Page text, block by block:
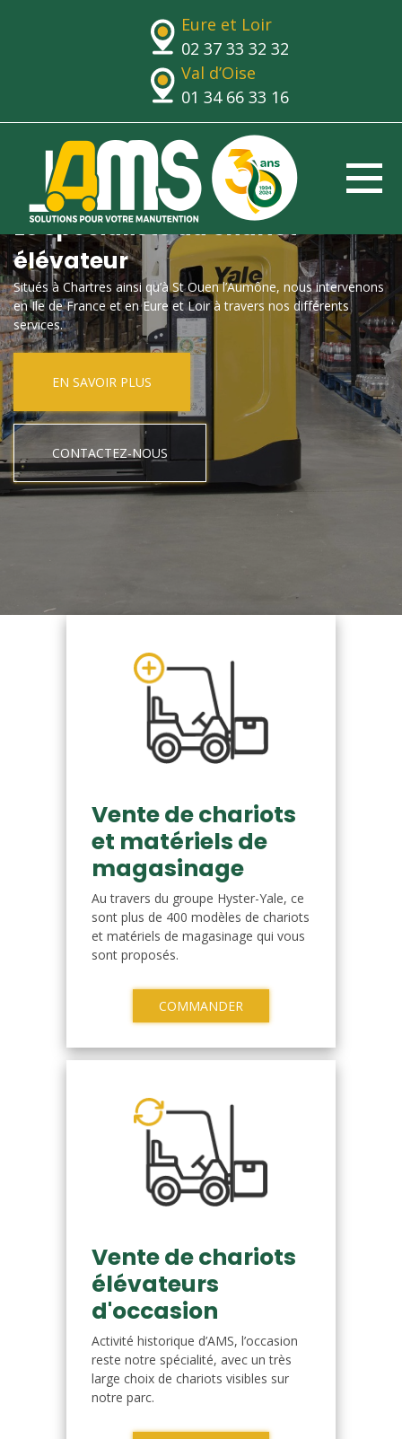
Eure et Loir
02 37 33 32 32
Val d’Oise
01 34 66 33 16
Le spécialiste du chariot
élévateur
Situés à Chartres ainsi qu’à St Ouen l’Aumône, nous intervenons
en Ile de France et en Eure et Loir à travers nos différents
services.
EN SAVOIR PLUS
CONTACTEZ-NOUS
Vente de chariots
et matériels de
magasinage
Au travers du groupe Hyster-Yale, ce
sont plus de 400 modèles de chariots
et matériels de magasinage qui vous
sont proposés.
COMMANDER
Vente de chariots
élévateurs
d'occasion
Activité historique d’AMS, l’occasion
reste notre spécialité, avec un très
large choix de chariots visibles sur
notre parc.